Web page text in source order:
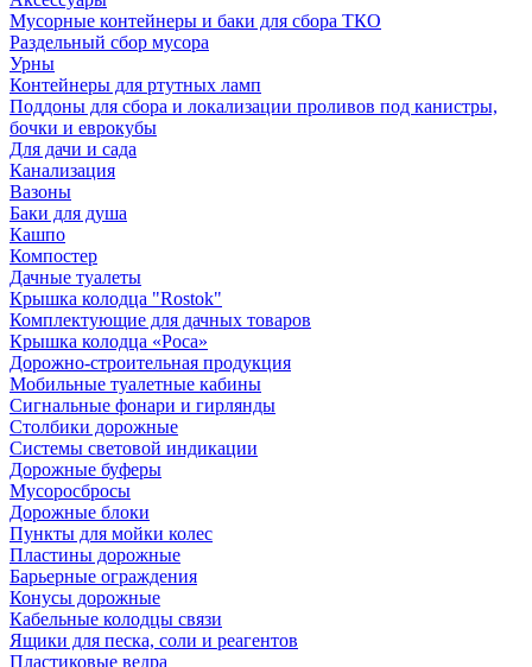
Мусорные контейнеры и баки для сбора ТКО
Раздельный сбор мусора
Урны
Контейнеры для ртутных ламп
Поддоны для сбора и локализации проливов под канистры,
бочки и еврокубы
Для дачи и сада
Канализация
Вазоны
Баки для душа
Кашпо
Компостер
Дачные туалеты
Крышка колодца "Rostok"
Комплектующие для дачных товаров
Крышка колодца «Роса»
Дорожно-строительная продукция
Мобильные туалетные кабины
Сигнальные фонари и гирлянды
Столбики дорожные
Системы световой индикации
Дорожные буферы
Мусоросбросы
Дорожные блоки
Пункты для мойки колес
Пластины дорожные
Барьерные ограждения
Конусы дорожные
Кабельные колодцы связи
Ящики для песка, соли и реагентов
Пластиковые ведра